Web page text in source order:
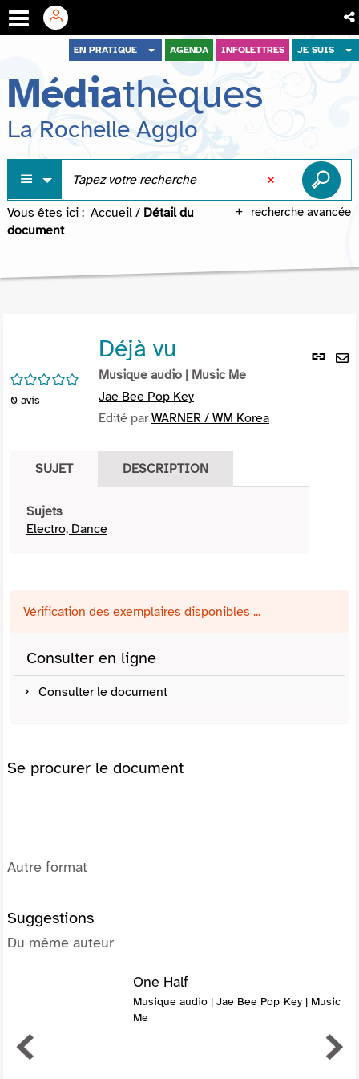
menu
contenu
recherche
EN PRATIQUE AGENDA INFOLETTRES JE SUIS
Médiathèques
La Rochelle Agglo
recherche avancée
Vous êtes ici : Accueil / Détail du
document
Lien
/5
0 avis
Déjà vu
Musique audio | Music Me
Jae Bee Pop Key
Edité parWARNER / WM Korea
SUJET DESCRIPTION
Sujets
Electro, Dance
Vérification des exemplaires disponibles ...
Consulter en ligne
Consulter le document
Se procurer le document
Autre format
Suggestions
Du même auteur
One Half
Musique audio | Jae Bee Pop Key | Music
Me